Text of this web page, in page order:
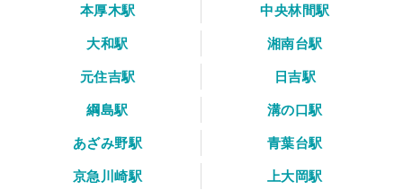
本厚木駅
中央林間駅
大和駅
湘南台駅
元住吉駅
日吉駅
綱島駅
溝の口駅
あざみ野駅
青葉台駅
京急川崎駅
上大岡駅